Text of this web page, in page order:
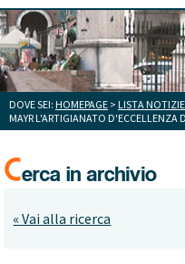
DOVE SEI: HOMEPAGE > LISTA NOTIZIE
MAYR L'ARTIGIANATO D'ECCELLENZA
« Vai alla ricerca